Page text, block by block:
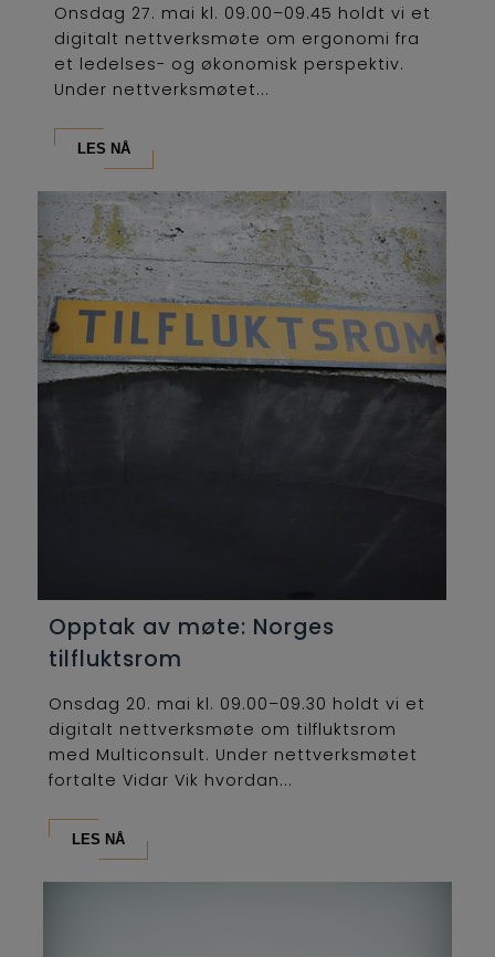
Onsdag 27. mai kl. 09.00–09.45 holdt vi et
digitalt nettverksmøte om ergonomi fra
et ledelses- og økonomisk perspektiv.
Under nettverksmøtet...
LES NÅ
Opptak av møte: Norges
tilfluktsrom
Onsdag 20. mai kl. 09.00–09.30 holdt vi et
digitalt nettverksmøte om tilfluktsrom
med Multiconsult. Under nettverksmøtet
fortalte Vidar Vik hvordan...
LES NÅ